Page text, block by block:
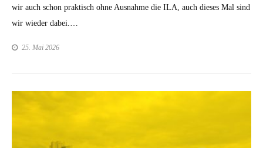
wir auch schon prak­tisch ohne Aus­nahme die ILA, auch dieses Mal sind
wir wieder dabei.…
25. Mai 2026